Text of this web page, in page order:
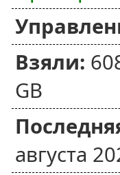
Взяли:
GB
августа